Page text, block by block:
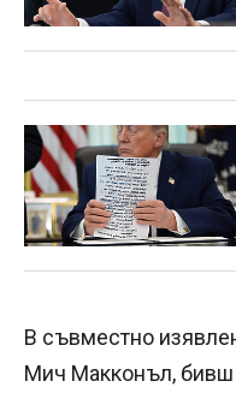
В съвместно
Мич Макконъл, бивш